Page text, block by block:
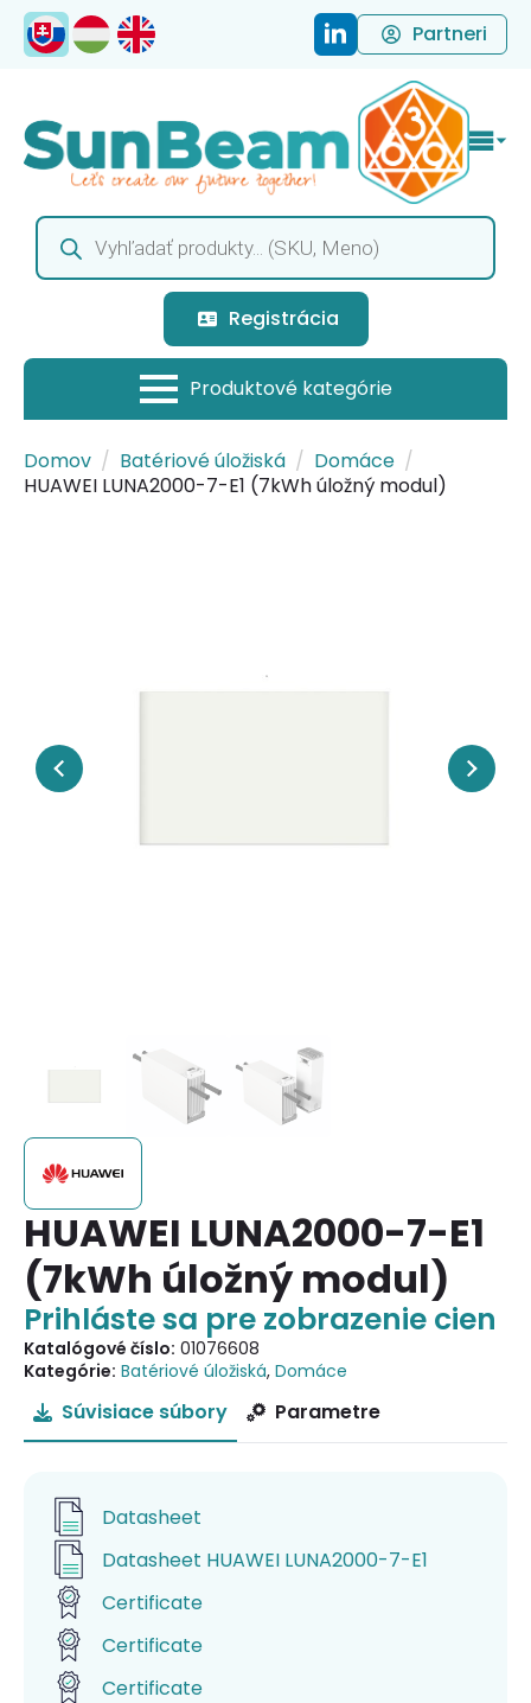
Partneri
Products
search
Registrácia
Domov Batériové úložiská
Domáce
HUAWEI LUNA2000-7-E1 (7kWh úložný modul)
HUAWEI LUNA2000-7-E1
(7kWh úložný modul)
Prihláste sa pre zobrazenie cien
Katalógové číslo: 01076608
Kategórie: Batériové úložiská, Domáce
Súvisiace súbory Parametre
Datasheet
Datasheet HUAWEI LUNA2000-7-E1
Certificate
Certificate
Certificate